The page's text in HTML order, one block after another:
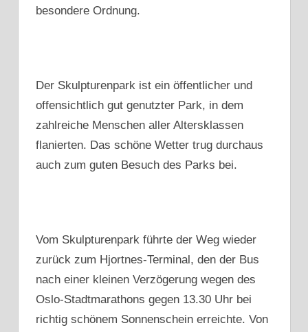
besondere Ordnung.
Der Skulpturenpark ist ein öffentlicher und
offensichtlich gut genutzter Park, in dem
zahlreiche Menschen aller Altersklassen
flanierten. Das schöne Wetter trug durchaus
auch zum guten Besuch des Parks bei.
Vom Skulpturenpark führte der Weg wieder
zurück zum Hjortnes-Terminal, den der Bus
nach einer kleinen Verzögerung wegen des
Oslo-Stadtmarathons gegen 13.30 Uhr bei
richtig schönem Sonnenschein erreichte. Von